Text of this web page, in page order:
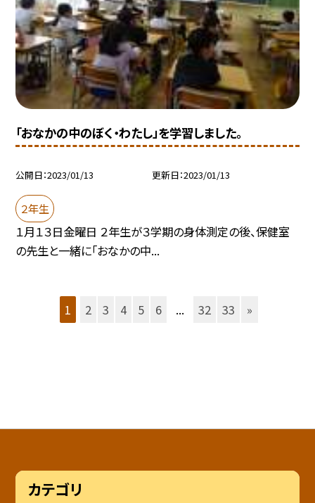
「おなかの中のぼく・わたし」を学習しました。
公開日 2023/01/13 更新日 2023/01/13
２年生
１月１３日金曜日 ２年生が３学期の身体測定の後、保健室
の先生と一緒に「おなかの中...
1 2 3 4 5 6 ... 32 33 »
カテゴリ